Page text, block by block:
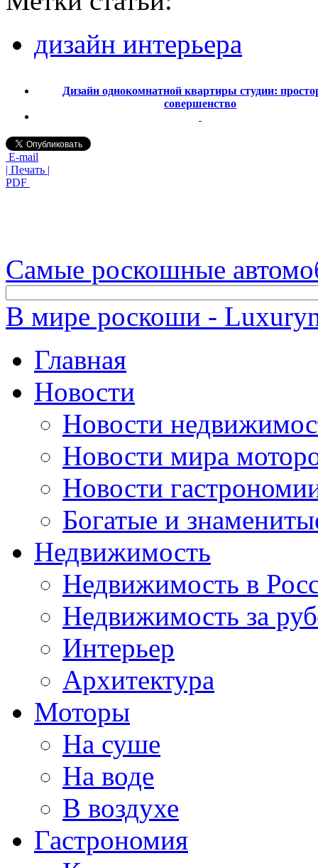
дизайн интерьера
Дизайн однокомнатной квартиры студии:
совершенство
E-mail
| Печать |
PDF
Самые роскошные
В мире роскоши -
Главная
Новости
Новости
Новости мира
Новости
Богатые и
Недвижимость
Недвижимость в
Недвижимость за
Интерьер
Архитектура
Моторы
На суше
На воде
В воздухе
Гастрономия